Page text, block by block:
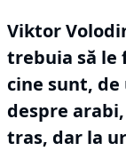
Viktor
trebuia să le
cine sunt, de
despre
tras, dar la